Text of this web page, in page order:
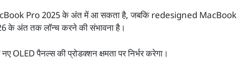
Pro 2025 के अंत में आ सकता है, जबकि redesigned MacBook
अंत तक लॉन्च करने की संभावना है।
पैनल्स की प्रोडक्शन क्षमता पर निर्भर करेगा।